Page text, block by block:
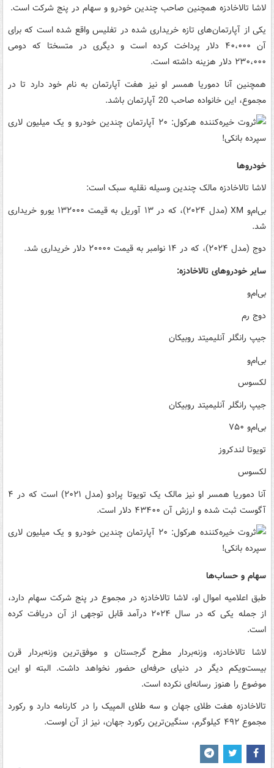
لاشا تالاخادزه همچنین صاحب چندین خودرو و سهام در پنج شرکت است.
یکی از آپارتمان‌های تازه خریداری شده در تفلیس واقع شده است که برای
آن ۴۰،۰۰۰ دلار پرداخت کرده است و دیگری در متسختا که دومی
۲۳۰،۰۰۰ دلار هزینه داشته است.
همچنین آنا دموریا همسر او نیز هفت آپارتمان به نام خود دارد تا در
مجموع، این خانواده صاحب 20 آپارتمان باشد.
خودروها
لاشا تالاخادزه مالک چندین وسیله نقلیه سبک است:
بی‌ام‌و XM (مدل ۲۰۲۴)، که در ۱۳ آوریل به قیمت ۱۳۲۰۰۰ یورو خریداری
شد.
دوج (مدل ۲۰۲۴)، که در ۱۴ نوامبر به قیمت ۲۰۰۰۰ دلار خریداری شد.
سایر خودروهای تالاخادزه:
بی‌ام‌و
دوج رم
جیپ رانگلر آنلیمیتد روبیکان
بی‌ام‌و
لکسوس
جیپ رانگلر آنلیمیتد روبیکان
بی‌ام‌و ۷۵۰
تویوتا لندکروز
لکسوس
آنا دموریا همسر او نیز مالک یک تویوتا پرادو (مدل ۲۰۲۱) است که در ۴
آگوست ثبت شده و ارزش آن ۴۳۴۰۰ دلار است.
سهام و حساب‌ها
طبق اعلامیه اموال او، لاشا تالاخادزه در مجموع در پنج شرکت سهام دارد،
از جمله یکی که در سال ۲۰۲۴ درآمد قابل توجهی از آن دریافت کرده
است.
لاشا تالاخادزه، وزنه‌بردار مطرح گرجستان و موفق‌ترین وزنه‌بردار قرن
بیست‌ویکم دیگر در دنیای حرفه‌ای حضور نخواهد داشت. البته او این
موضوع را هنوز رسانه‌ای نکرده است.
تالاخادزه هفت طلای جهان و سه طلای المپیک را در کارنامه دارد و رکورد
مجموع ۴۹۲ کیلوگرم، سنگین‌ترین رکورد جهان، نیز از آن اوست.